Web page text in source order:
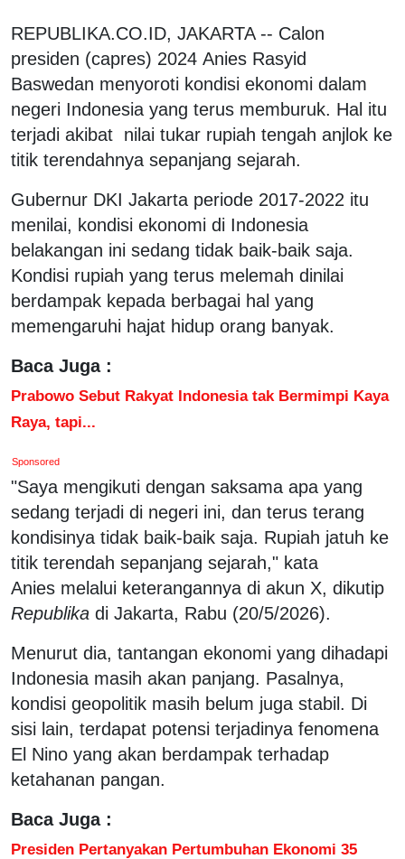
REPUBLIKA.CO.ID, JAKARTA -- Calon
presiden (capres) 2024 Anies Rasyid
Baswedan menyoroti kondisi ekonomi dalam
negeri Indonesia yang terus memburuk. Hal itu
terjadi akibat nilai tukar rupiah tengah anjlok ke
titik terendahnya sepanjang sejarah.
Gubernur DKI Jakarta periode 2017-2022 itu
menilai, kondisi ekonomi di Indonesia
belakangan ini sedang tidak baik-baik saja.
Kondisi rupiah yang terus melemah dinilai
berdampak kepada berbagai hal yang
memengaruhi hajat hidup orang banyak.
Baca Juga :
Prabowo Sebut Rakyat Indonesia tak Bermimpi Kaya
Raya, tapi...
Sponsored
"Saya mengikuti dengan saksama apa yang
sedang terjadi di negeri ini, dan terus terang
kondisinya tidak baik-baik saja. Rupiah jatuh ke
titik terendah sepanjang sejarah," kata
Anies melalui keterangannya di akun X, dikutip
Republika di Jakarta, Rabu (20/5/2026).
Menurut dia, tantangan ekonomi yang dihadapi
Indonesia masih akan panjang. Pasalnya,
kondisi geopolitik masih belum juga stabil. Di
sisi lain, terdapat potensi terjadinya fenomena
El Nino yang akan berdampak terhadap
ketahanan pangan.
Baca Juga :
Presiden Pertanyakan Pertumbuhan Ekonomi 35